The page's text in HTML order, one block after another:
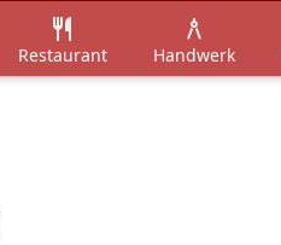
Restaurant Handwerk